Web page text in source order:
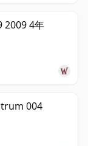
2009 4年
004